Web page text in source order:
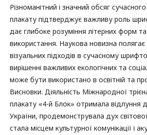
Різноманітний і значний обсяг
плакату підтверджує важливу роль
дає глибоке розуміння літерних форм
використання. Наукова новизна полягає
візуальних підходів в сучасному
вирішенні важливих екологічних та
може бути використано в освітній та
Висновки. Діяльність Міжнародної
плакату «4-й Блок» отримала відлуння
України, продемонструвала дух
стала місцем культурної комунікації і